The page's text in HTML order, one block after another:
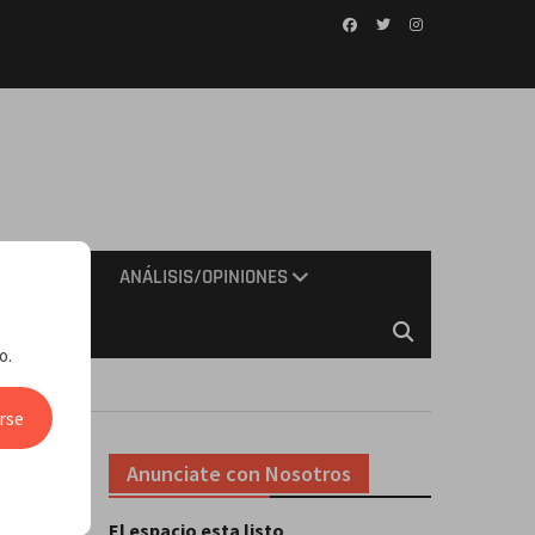
ANÁLISIS/OPINIONES
Anunciate con Nosotros
El espacio esta listo